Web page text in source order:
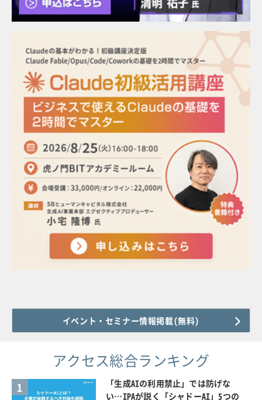
イベント・セミナー情報掲載(無料)
アクセス総合ランキング
1
「生成AIの利用禁止」では防げな
い…IPAが説く「シャドーAI」5つの